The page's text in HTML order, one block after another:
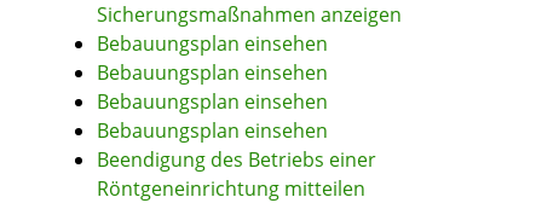
Sicherungsmaßnahmen anzeigen
Bebauungsplan einsehen
Bebauungsplan einsehen
Bebauungsplan einsehen
Bebauungsplan einsehen
Beendigung des Betriebs einer
Röntgeneinrichtung mitteilen